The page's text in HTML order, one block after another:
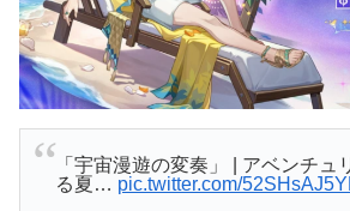
「宇宙漫遊の変奏」 | アベンチュ
る夏… pic.twitter.com/